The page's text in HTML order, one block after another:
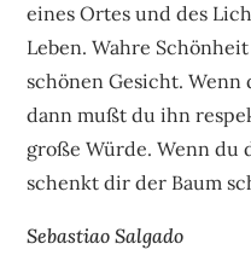
eines Ortes und des
Leben. Wahre
schönen Gesicht. Wenn
dann mußt du ihn
große Würde. Wenn du
schenkt dir der Baum
Sebastiao Salgado